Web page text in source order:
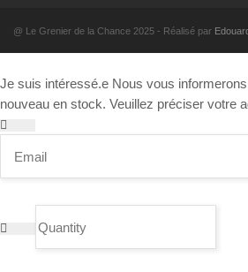
@ Le Grenier de la Chance 2025 - Réalisé par
Je suis intéressé.e Nous vous
nouveau en stock. Veuillez préciser votre